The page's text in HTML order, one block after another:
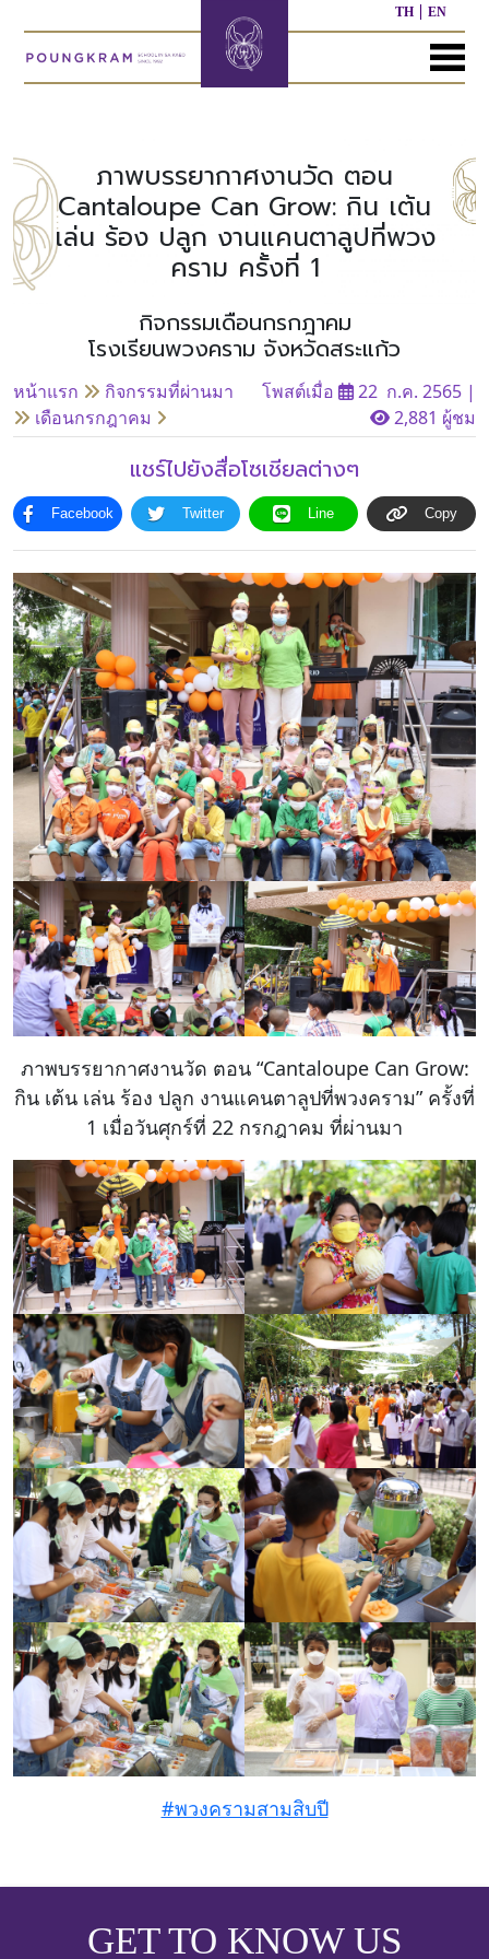
TH EN
MENU
แรก
กับ
ประวัติ
โรงเรียน
พันธ
กิจ
โครงสร้าง
ขอบข่าย
และ
ภารกิจ
หลักสูตร
ก่อน
วัย
เรียน
หลักสูตร
ประถม
ศึกษา
หลักสูตร
มัธยมศึกษา
ผล
งาน
ที่
ผ่าน
มา
ผ่าน
มา
เรา
ภาพบรรยากาศงานวัด ตอน
Cantaloupe Can Grow: กิน เต้น
เล่น ร้อง ปลูก งานแคนตาลูปที่พวง
คราม ครั้งที่ 1
กิจกรรมเดือนกรกฎาคม
โรงเรียนพวงคราม จังหวัดสระแก้ว
หน้าแรก
กิจกรรมที่ผ่านมา
เดือนกรกฎาคม
โพสต์เมื่อ 22 ก.ค. 2565 |
2,881 ผู้ชม
แชร์ไปยังสื่อโซเชียลต่างๆ
Facebook Twitter Line Copy
ภาพบรรยากาศงานวัด ตอน “Cantaloupe Can Grow:
กิน เต้น เล่น ร้อง ปลูก งานแคนตาลูปที่พวงคราม” ครั้งที่
1 เมื่อวันศุกร์ที่ 22 กรกฎาคม ที่ผ่านมา
#พวงครามสามสิบปี
GET TO KNOW US